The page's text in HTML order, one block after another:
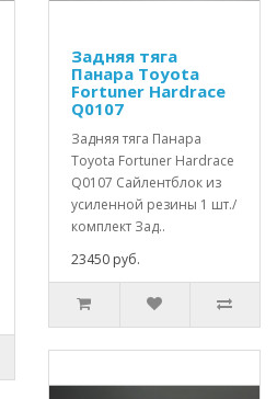
Задняя тяга
Панара Toyota
Fortuner Hardrace
Q0107
Задняя тяга Панара
Toyota Fortuner Hardrace
Q0107 Сайлентблок из
усиленной резины 1 шт./
комплект Зад..
23450 руб.